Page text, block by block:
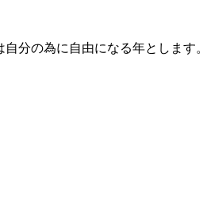
分の為に自由になる年とします。